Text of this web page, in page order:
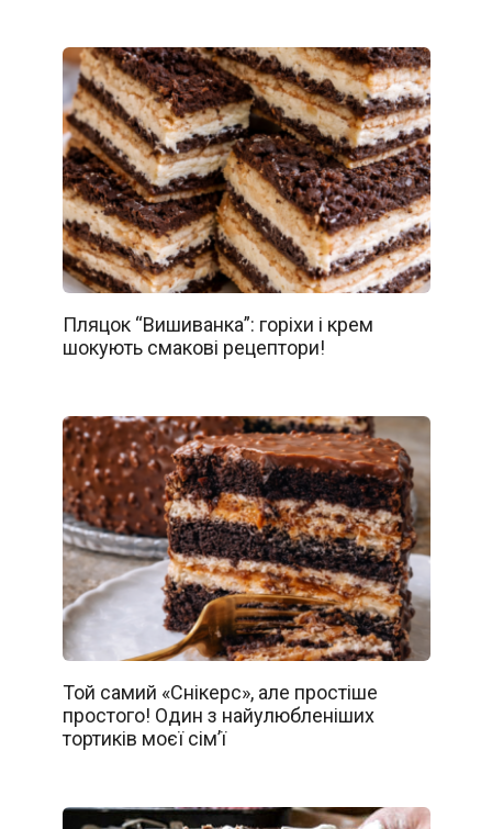
Пляцок “Вишиванка”: горіхи і крем
шокують смакові рецептори!
Той самий «Снікерс», але простіше
простого! Один з найулюбленіших
тортиків моєї сім’ї